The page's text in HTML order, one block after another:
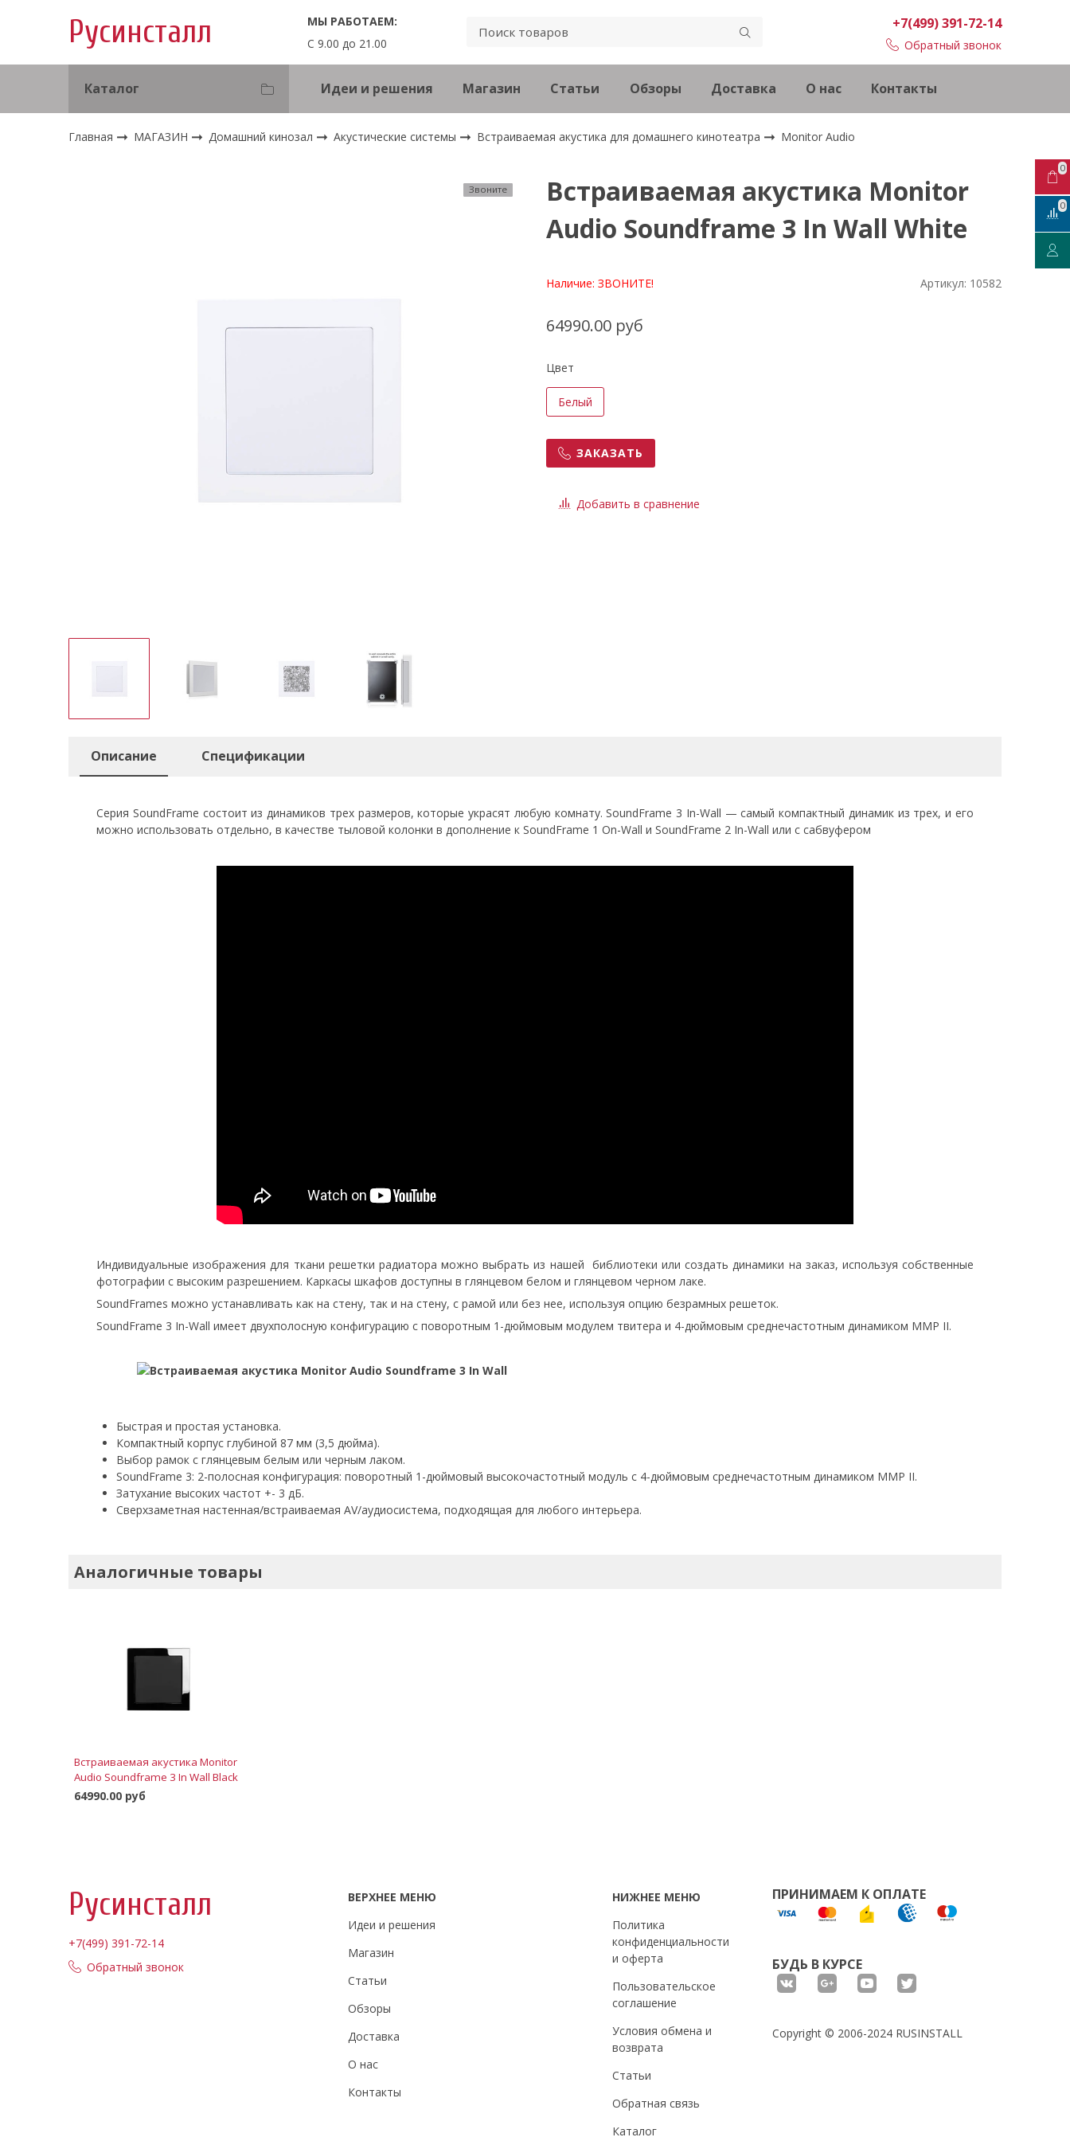
Русинсталл
МЫ РАБОТАЕМ:
С 9.00 до 21.00
+7(499) 391-72-14
Обратный звонок
Каталог Идеи и решения Магазин Статьи Обзоры Доставка О нас Контакты
Главная МАГАЗИН Домашний кинозал Акустические системы Встраиваемая акустика для домашнего кинотеатра Monitor Audio
Звоните
Встраиваемая акустика Monitor
Audio Soundframe 3 In Wall White
Наличие:ЗВОНИТЕ! Артикул: 10582
64990.00 руб
Цвет
Белый
ЗАКАЗАТЬ
Добавить в сравнение
Описание Спецификации
Серия SoundFrame состоит из динамиков трех размеров, которые украсят любую комнату. SoundFrame 3 In-Wall — самый компактный динамик из трех, и его
можно использовать отдельно, в качестве тыловой колонки в дополнение к SoundFrame 1 On-Wall и SoundFrame 2 In-Wall или с сабвуфером
Индивидуальные изображения для ткани решетки радиатора можно выбрать из нашей библиотеки или создать динамики на заказ, используя собственные
фотографии с высоким разрешением. Каркасы шкафов доступны в глянцевом белом и глянцевом черном лаке.
SoundFrames можно устанавливать как на стену, так и на стену, с рамой или без нее, используя опцию безрамных решеток.
SoundFrame 3 In-Wall имеет двухполосную конфигурацию с поворотным 1-дюймовым модулем твитера и 4-дюймовым среднечастотным динамиком MMP II.
Быстрая и простая установка.
Компактный корпус глубиной 87 мм (3,5 дюйма).
Выбор рамок с глянцевым белым или черным лаком.
SoundFrame 3: 2-полосная конфигурация: поворотный 1-дюймовый высокочастотный модуль с 4-дюймовым среднечастотным динамиком MMP II.
Затухание высоких частот +- 3 дБ.
Сверхзаметная настенная/встраиваемая AV/аудиосистема, подходящая для любого интерьера.
Аналогичные товары
Встраиваемая акустика Monitor
Audio Soundframe 3 In Wall Black
64990.00 руб
0
0
Русинсталл
+7(499) 391-72-14
Обратный звонок
ВЕРХНЕЕ МЕНЮ
Идеи и решения
Магазин
Статьи
Обзоры
Доставка
О нас
Контакты
НИЖНЕЕ МЕНЮ
Политика
конфиденциальности
и оферта
Пользовательское
соглашение
Условия обмена и
возврата
Статьи
Обратная связь
Каталог
ПРИНИМАЕМ К ОПЛАТЕ
БУДЬ В КУРСЕ
Copyright © 2006-2024 RUSINSTALL